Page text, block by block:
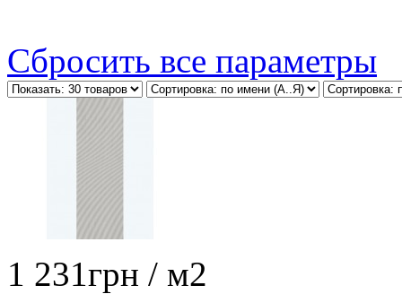
Сбросить все параметры
1 231грн / м2